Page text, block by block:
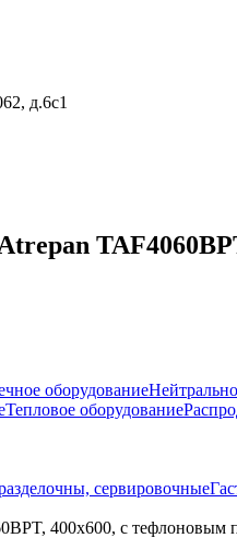
д.6с1
оборудование
Тепловое оборудование
сервировочные
400х600, с тефлоновым